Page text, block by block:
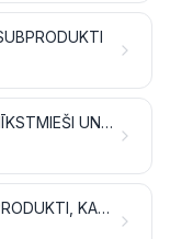
ZIVIS UN VĒŽVEIDĪGIE, MĪKSTMIEŠI UN CITI ŪDENS BEZMUGURKAULNIEKI
DZĪVNIEKU IZCELSMES PRODUKTI, KAS CITUR NAV MINĒTI UN IEKĻAUTI